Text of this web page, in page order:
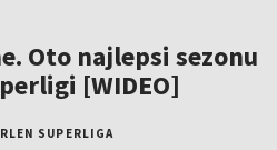
Oto najlepsi sezonu
[WIDEO]
SUPERLIGA